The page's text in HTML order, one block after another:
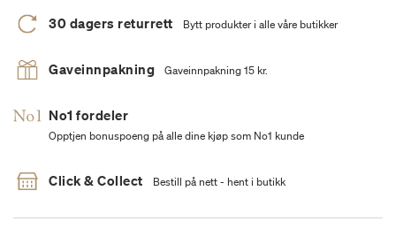
30 dagers returrett Bytt produkter i alle våre butikker
Gaveinnpakning Gaveinnpakning 15 kr.
No1 fordeler
Opptjen bonuspoeng på alle dine kjøp som No1 kunde
Click & Collect Bestill på nett - hent i butikk